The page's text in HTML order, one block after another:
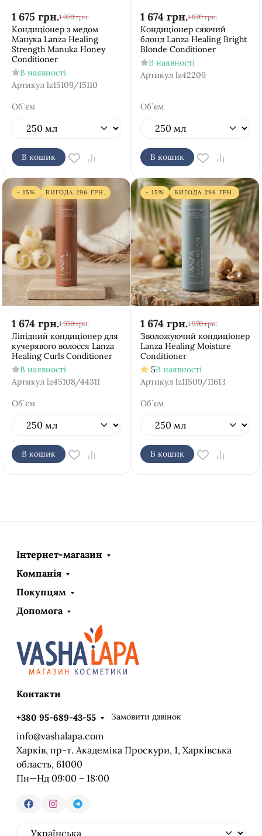
1 675 грн.1 970 грн.
Кондиціонер з медом
Манука Lanza Healing
Strength Manuka Honey
Conditioner
В наявності
Артикул lz15109/15110
Об`єм
В кошик
1 674 грн.1 970 грн.
Кондиціонер сяючий
блонд Lanza Healing Bright
Blonde Conditioner
В наявності
Артикул lz42209
Об`єм
В кошик
- 15% ВИГОДА 296 ГРН.
1 674 грн.1 970 грн.
Ліпідний кондиціонер для
кучерявого волосся Lanza
Healing Curls Conditioner
В наявності
Артикул lz45108/44311
Об`єм
В кошик
- 15% ВИГОДА 296 ГРН.
1 674 грн.1 970 грн.
Зволожуючий кондиціонер
Lanza Healing Moisture
Conditioner
5В наявності
Артикул lz11509/11613
Об`єм
В кошик
Інтернет-магазин
Компанія
Покупцям
Допомога
Контакти
+380 95-689-43-55 Замовити дзвінок
info@vashalapa.com
Харків, пр-т. Академіка Проскури, 1, Харківська
область, 61000
Пн—Нд 09:00 – 18:00